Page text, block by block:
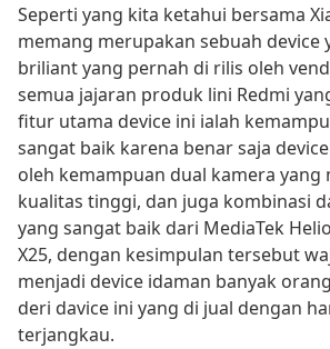
Seperti yang kita ketahui bersama
memang merupakan sebuah device
briliant yang pernah di rilis oleh
semua jajaran produk lini Redmi
fitur utama device ini ialah
sangat baik karena benar saja
oleh kemampuan dual kamera yang
kualitas tinggi, dan juga kombinasi
yang sangat baik dari MediaTek
X25, dengan kesimpulan tersebut
menjadi device idaman banyak
deri davice ini yang di jual dengan
terjangkau.